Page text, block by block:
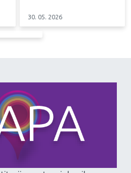
30. 05. 2026